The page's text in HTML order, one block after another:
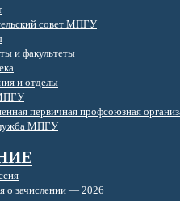
совет МПГУ
и факультеты
и отделы
первичная профсоюзная
МПГУ
о зачислении — 2026